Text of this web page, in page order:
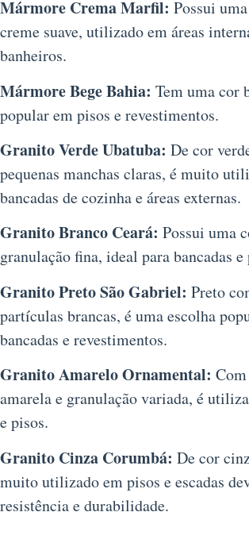
Mármore Crema Marfil: Possui
creme suave, utilizado em áreas
banheiros.
Mármore Bege Bahia: Tem uma cor
popular em pisos e revestimentos.
Granito Verde Ubatuba: De cor
pequenas manchas claras, é muito
bancadas de cozinha e áreas externas.
Granito Branco Ceará: Possui uma
granulação fina, ideal para bancadas e
Granito Preto São Gabriel: Preto
partículas brancas, é uma escolha
bancadas e revestimentos.
Granito Amarelo Ornamental:
amarela e granulação variada, é
e pisos.
Granito Cinza Corumbá: De cor
muito utilizado em pisos e escadas
resistência e durabilidade.